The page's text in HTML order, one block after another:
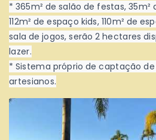
* 365m² de salão de festas, 35m²
112m² de espaço kids, 110m² de
sala de jogos, serão 2 hectares
lazer.
* Sistema próprio de captação
artesianos.